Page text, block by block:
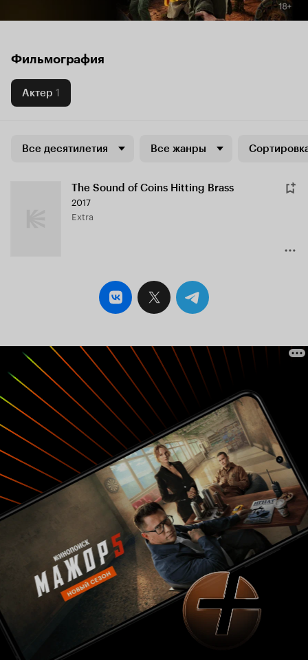
Фильмография
Актер 1
Все десятилетия Все жанры
The Sound of Coins Hitting Brass
2017
Extra